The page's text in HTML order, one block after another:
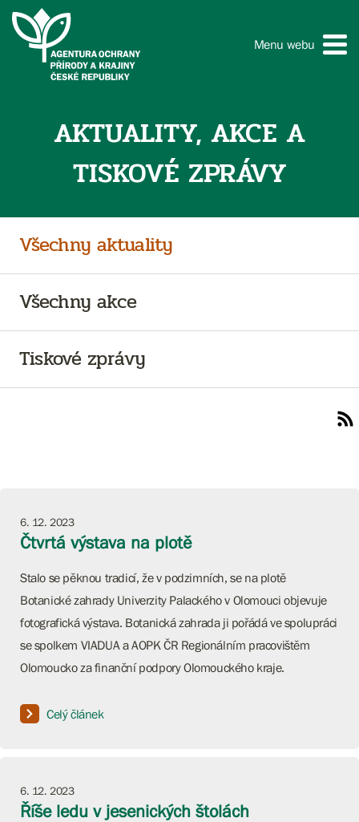
Menu webu
AKTUALITY, AKCE A
TISKOVÉ ZPRÁVY
Všechny aktuality
Všechny akce
Tiskové zprávy
6. 12. 2023
Čtvrtá výstava na plotě
Stalo se pěknou tradicí, že v podzimních, se na plotě
Botanické zahrady Univerzity Palackého v Olomouci objevuje
fotografická výstava. Botanická zahrada ji pořádá ve spolupráci
se spolkem VIADUA a AOPK ČR Regionálním pracovištěm
Olomoucko za finanční podpory Olomouckého kraje.
Celý článek
6. 12. 2023
Říše ledu v jesenických štolách